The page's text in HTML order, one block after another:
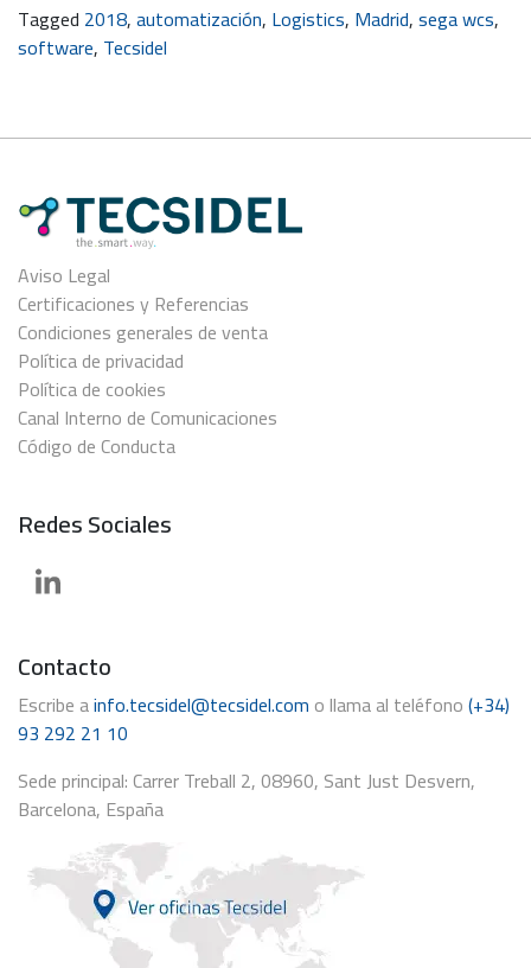
Tagged 2018,automatización, Logistics, Madrid,sega wcs,
software, Tecsidel
Aviso Legal
Certificaciones y Referencias
Condiciones generales de venta
Política de privacidad
Política de cookies
Canal Interno de Comunicaciones
Código de Conducta
Redes Sociales
Contacto
Escribe ainfo.tecsidel@tecsidel.com o llama al teléfono(+34)
93 292 21 10
Sede principal: Carrer Treball 2, 08960, Sant Just Desvern,
Barcelona, España